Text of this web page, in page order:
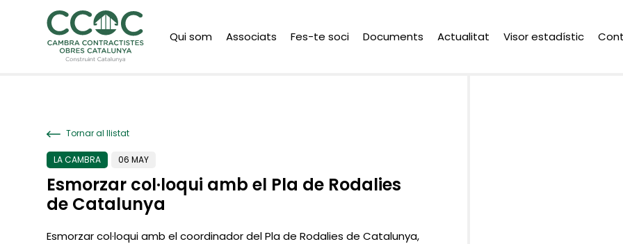
Qui som Associats Fes-te soci Documents Actualitat Visor estadístic
Tornar al llistat
LA CAMBRA 06 MAY
Esmorzar col·loqui amb el Pla de Rodalies
de Catalunya
Esmorzar col·loqui amb el coordinador del Pla de Rodalies de Catalunya,